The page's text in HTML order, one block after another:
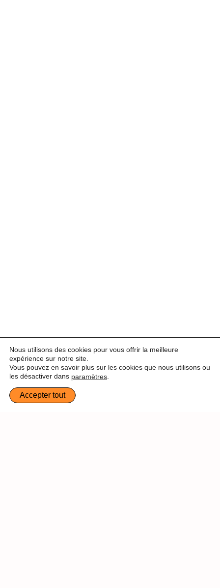
Nous utilisons des cookies pour vous offrir la meilleure
expérience sur notre site.
Vous pouvez en savoir plus sur les cookies que nous utilisons ou
les désactiver dans paramètres
Accepter tout